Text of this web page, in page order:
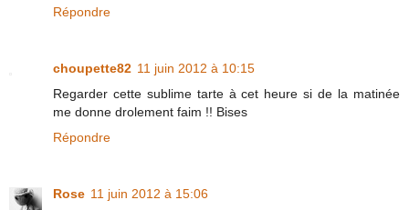
Répondre
choupette82 11 juin 2012 à 10:15
Regarder cette sublime tarte à cet heure si de la matinée
me donne drolement faim !! Bises
Répondre
Rose 11 juin 2012 à 15:06